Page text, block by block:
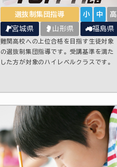
選抜制集団指導 小 中 高
宮城県 山形県 福島県
難関高校への上位合格を目指す生徒対象
の選抜制集団指導です。受講基準を満た
した方が対象のハイレベルクラスです。